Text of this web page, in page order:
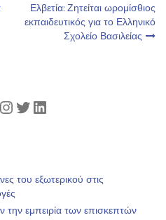
Ελβετία: Ζητείται ωρομίσθιος
εκπαιδευτικός για το Ελληνικό
Σχολείο Βασιλείας
Instagram
Twitter
Linkedin
του εξωτερικού στις
την εμπειρία των επισκεπτών